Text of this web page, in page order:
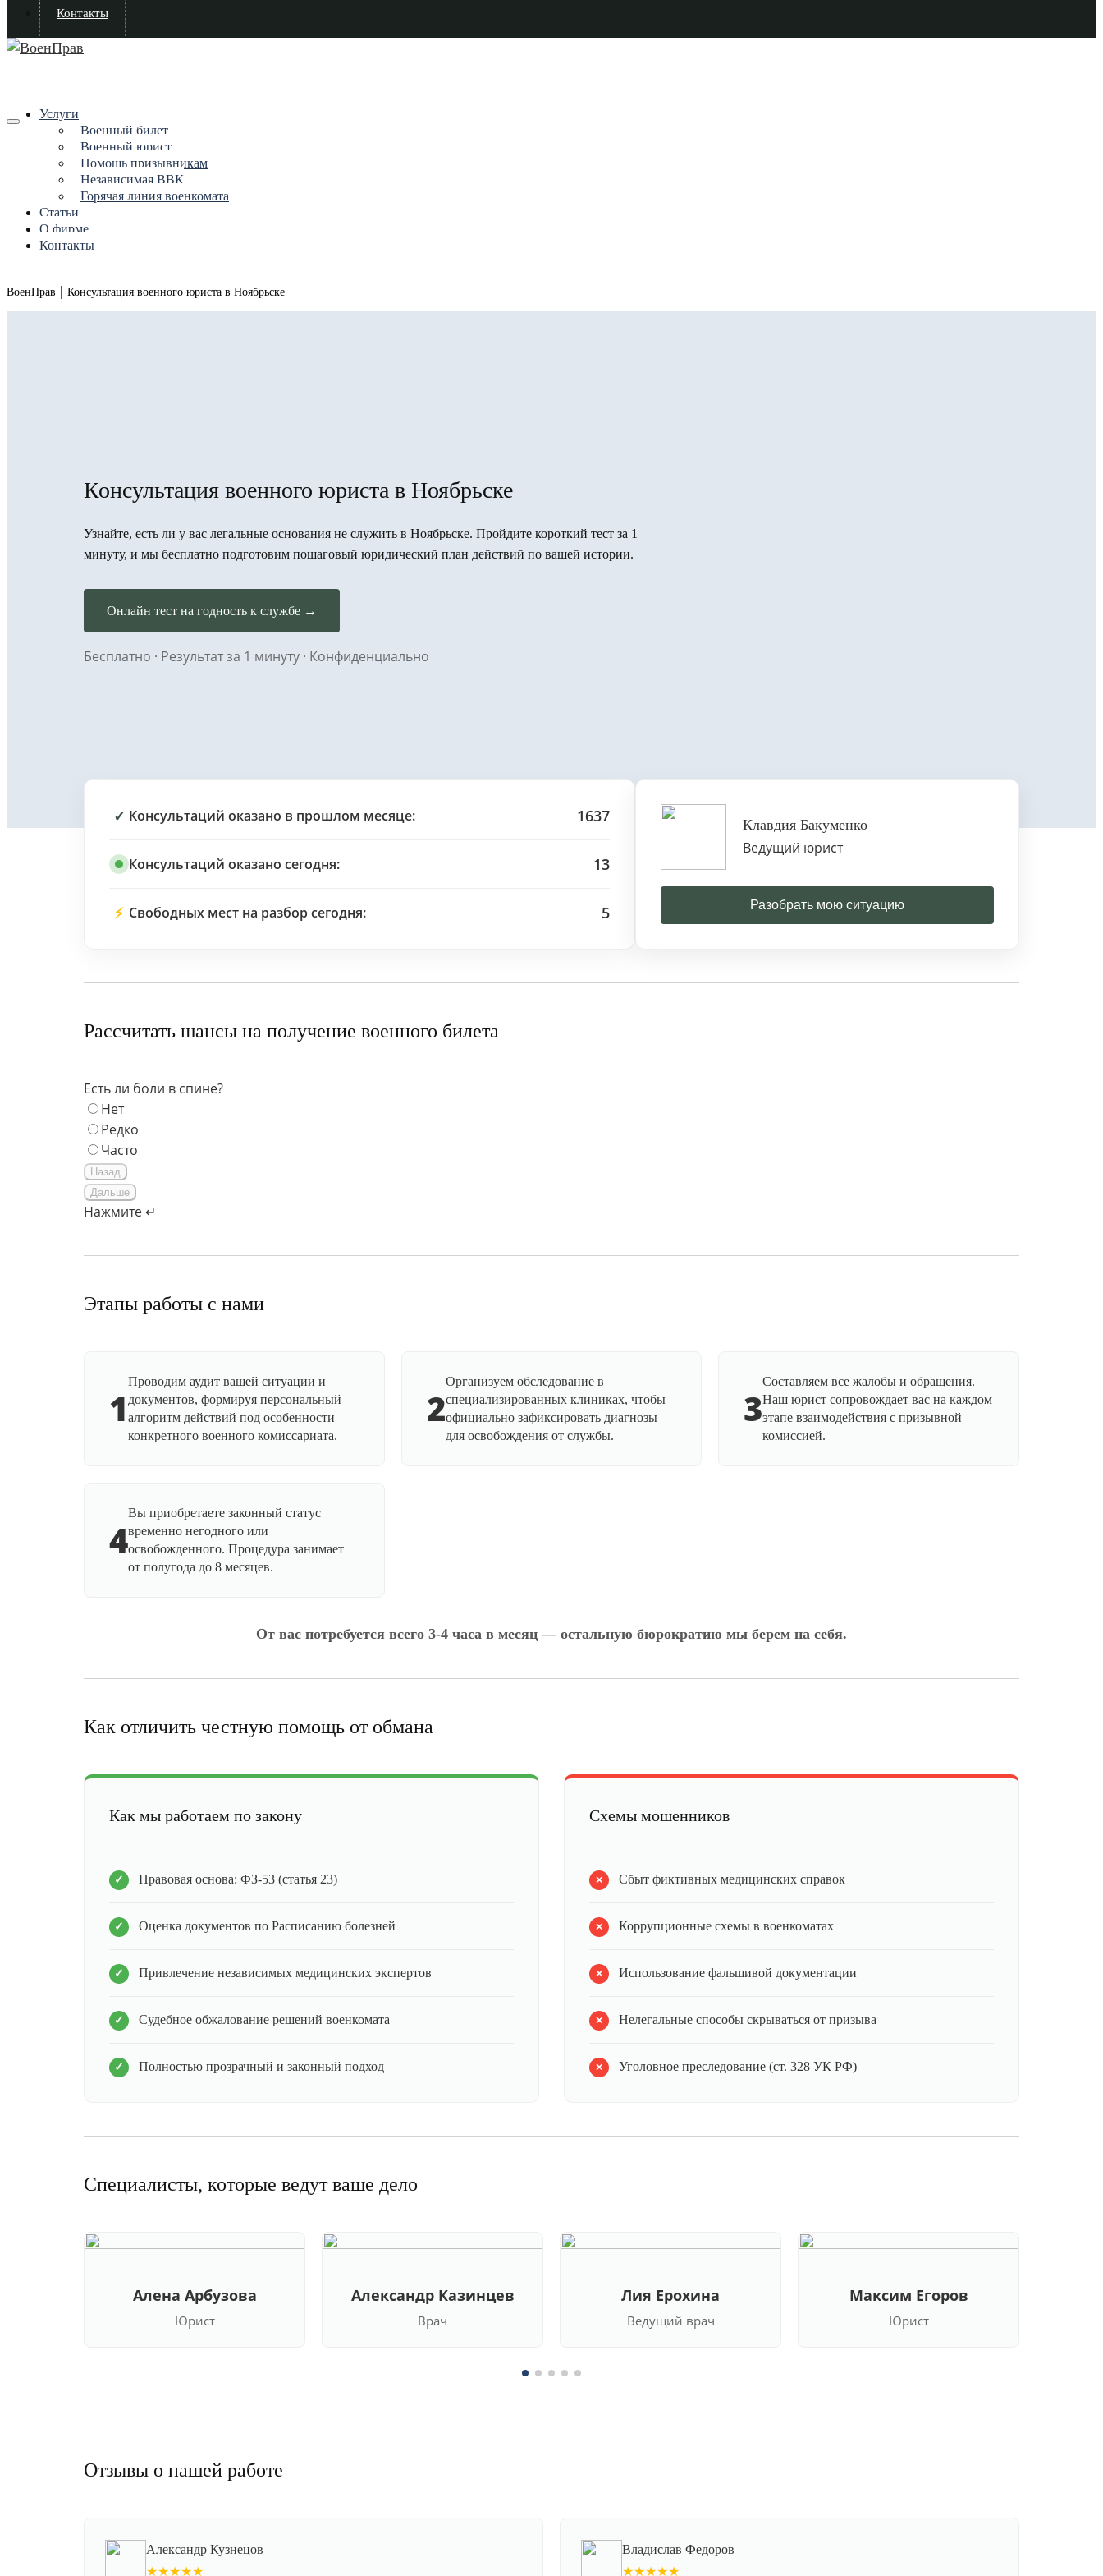
Контакты
Услуги
Военный билет
Военный юрист
Помощь призывникам
Независимая ВВК
Горячая линия военкомата
Статьи
О фирме
Контакты
ВоенПрав | Консультация военного юриста в Ноябрьске
Консультация военного юриста в Ноябрьске
Узнайте, есть ли у вас легальные основания не служить в Ноябрьске. Пройдите короткий тест за 1
минуту, и мы бесплатно подготовим пошаговый юридический план действий по вашей истории.
Онлайн тест на годность к службе →
Бесплатно · Результат за 1 минуту · Конфиденциально
✓ Консультаций оказано в прошлом месяце: 1637
Консультаций оказано сегодня: 13
⚡ Свободных мест на разбор сегодня: 5
Клавдия Бакуменко
Ведущий юрист
Разобрать мою ситуацию
Рассчитать шансы на получение военного билета
Есть ли боли в спине?
Нет
Редко
Часто
Назад
Дальше
Нажмите ↵
Этапы работы с нами
1
Проводим аудит вашей ситуации и
документов, формируя персональный
алгоритм действий под особенности
конкретного военного комиссариата.
2
Организуем обследование в
специализированных клиниках, чтобы
официально зафиксировать диагнозы
для освобождения от службы.
3
Составляем все жалобы и обращения.
Наш юрист сопровождает вас на каждом
этапе взаимодействия с призывной
комиссией.
4
Вы приобретаете законный статус
временно негодного или
освобожденного. Процедура занимает
от полугода до 8 месяцев.
От вас потребуется всего 3-4 часа в месяц — остальную бюрократию мы берем на себя.
Как отличить честную помощь от обмана
Как мы работаем по закону
Правовая основа: ФЗ-53 (статья 23)
Оценка документов по Расписанию болезней
Привлечение независимых медицинских экспертов
Судебное обжалование решений военкомата
Полностью прозрачный и законный подход
Схемы мошенников
Сбыт фиктивных медицинских справок
Коррупционные схемы в военкоматах
Использование фальшивой документации
Нелегальные способы скрываться от призыва
Уголовное преследование (ст. 328 УК РФ)
Специалисты, которые ведут ваше дело
Алена Арбузова
Юрист
Александр Казинцев
Врач
Лия Ерохина
Ведущий врач
Максим Егоров
Юрист
Отзывы о нашей работе
Александр Кузнецов
★★★★★
Владислав Федоров
★★★★★